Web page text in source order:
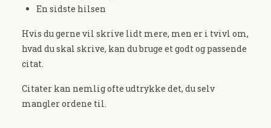
En sidste hilsen
Hvis du gerne vil skrive lidt mere, men er i tvivl om,
hvad du skal skrive, kan du bruge et godt og passende
citat.
Citater kan nemlig ofte udtrykke det, du selv
mangler ordene til.